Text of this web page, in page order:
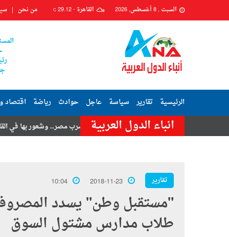
السبت , 8 أغسطس, 2026 القاهرة -29.12
C من نحن
الرئيسية تقارير سياسة عاجل حوادث رياضة اقتصاد
انباء الدول العربية
هزة أرضية تضرب مصر.. وشعور بها في القاهرة وعدة
تقارير 2018-11-23
10:04
"مستقبل وطن" يسدد
طلاب مدارس مشتول السوق